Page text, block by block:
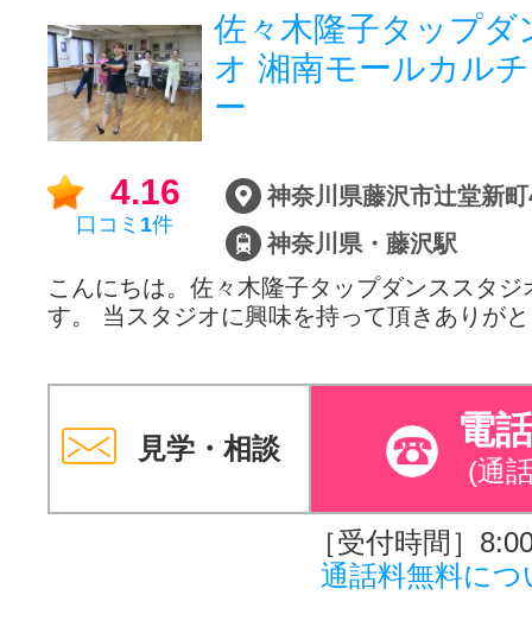
佐々木隆子タップダ
オ 湘南モールカル
ー
4.16
口コミ 1件
神奈川県・藤沢駅
こんにちは。佐々木隆子タップダンススタジ
す。 当スタジオに興味を持って頂きありが
見学・相談 電
(通
［受付時間］
通話料無料につ